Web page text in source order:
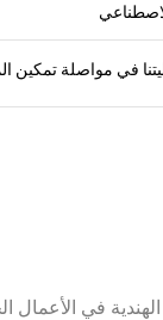
في مواصلة تمكين
في الأعمال